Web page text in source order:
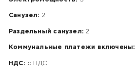
Санузел: 2
Раздельный санузел: 2
Коммунальные платежи включены:
НДС: c НДС